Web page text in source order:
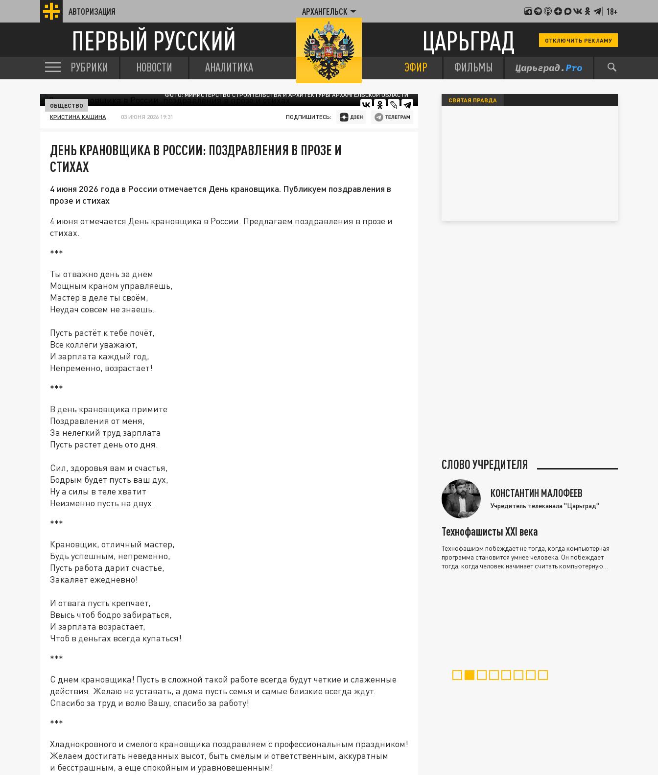
АВТОРИЗАЦИЯ АРХАНГЕЛЬСК 18+
ПЕРВЫЙ РУССКИЙ ЦАРЬГРАД ОТКЛЮЧИТЬ РЕКЛАМУ
РУБРИКИ НОВОСТИ АНАЛИТИКА ЭФИР ФИЛЬМЫ
ФОТО: МИНИСТЕРСТВО СТРОИТЕЛЬСТВА И АРХИТЕКТУРЫ АРХАНГЕЛЬСКОЙ ОБЛАСТИ
ОБЩЕСТВО
КРИСТИНА КАШИНА 03 ИЮНЯ 2026 19:31 ПОДПИШИТЕСЬ:
ДЕНЬ КРАНОВЩИКА В РОССИИ: ПОЗДРАВЛЕНИЯ В ПРОЗЕ И
СТИХАХ
4 июня 2026 года в России отмечается День крановщика. Публикуем поздравления в
прозе и стихах
4 июня отмечается День крановщика в России. Предлагаем поздравления в прозе и
стихах.
***
Ты отважно день за днём
Мощным краном управляешь,
Мастер в деле ты своём,
Неудач совсем не знаешь.
Пусть растёт к тебе почёт,
Все коллеги уважают,
И зарплата каждый год,
Непременно, возрастает!
***
В день крановщика примите
Поздравления от меня,
За нелегкий труд зарплата
Пусть растет день ото дня.
Сил, здоровья вам и счастья,
Бодрым будет пусть ваш дух,
Ну а силы в теле хватит
Неизменно пусть на двух.
***
Крановщик, отличный мастер,
Будь успешным, непременно,
Пусть работа дарит счастье,
Закаляет ежедневно!
И отвага пусть крепчает,
Ввысь чтоб бодро забираться,
И зарплата возрастает,
Чтоб в деньгах всегда купаться!
***
С днем крановщика! Пусть в сложной такой работе всегда будут четкие и слаженные
действия. Желаю не уставать, а дома пусть семья и самые близкие всегда ждут.
Спасибо за труд и волю Вашу, спасибо за работу!
***
Хладнокровного и смелого крановщика поздравляем с профессиональным праздником!
Желаем достигать неведанных высот, быть смелым и ответственным, аккуратным
и бесстрашным, а еще спокойным и уравновешенным!
СВЯТАЯ ПРАВДА
СЛОВО УЧРЕДИТЕЛЯ
КОНСТАНТИН МАЛОФЕЕВ
Учредитель телеканала "Царьград"
Технофашисты XXI века
Технофашизм побеждает не тогда, когда компьютерная
программа становится умнее человека. Он побеждает
тогда, когда человек начинает считать компьютерную